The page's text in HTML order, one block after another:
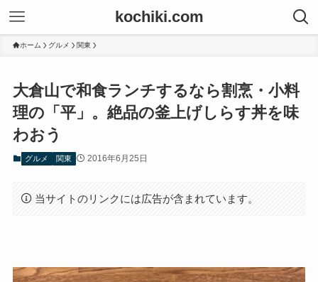
kochiki.com
ホーム グルメ 関東
大倉山で和食ランチするなら割烹・小料
理の「平」。絶品の釜上げしらす丼を味
わおう
グルメ 関東 2016年6月25日
当サイトのリンクには広告が含まれています。